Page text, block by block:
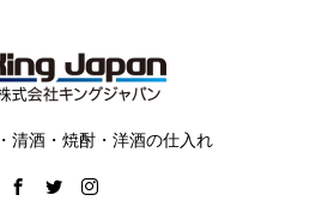
清酒・焼酎・洋酒の仕入れ